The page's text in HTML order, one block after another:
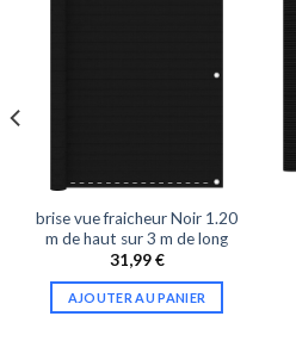
brise vue fraicheur Noir 1.20
m de haut sur 3 m de long
31,99€
AJOUTER AU PANIER